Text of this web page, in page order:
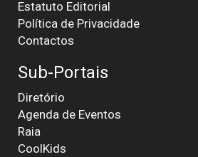
Estatuto Editorial
Política de Privacidade
Contactos
Sub-Portais
Diretório
Agenda de Eventos
Raia
CoolKids